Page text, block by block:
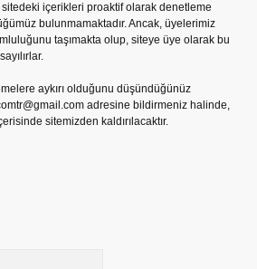
içerikleri proaktif olarak denetleme
bulunmamaktadır. Ancak, üyelerimiz
taşımakta olup, siteye üye olarak bu
aykırı olduğunu düşündüğünüz
adresine bildirmeniz halinde,
sitemizden kaldırılacaktır.